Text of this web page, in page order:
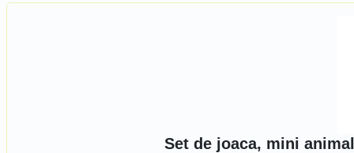
Set de joaca, mini